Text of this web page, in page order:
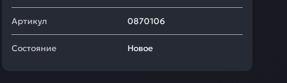
Артикул 0870106
Состояние Новое